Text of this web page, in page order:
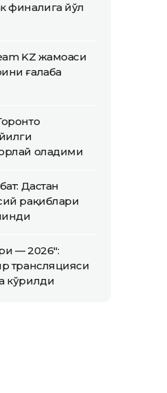
финалига йўл
KZ жамоаси
ғалаба
оладими
Дастан
рақиблари
— 2026":
трансляцияси
кўрилди